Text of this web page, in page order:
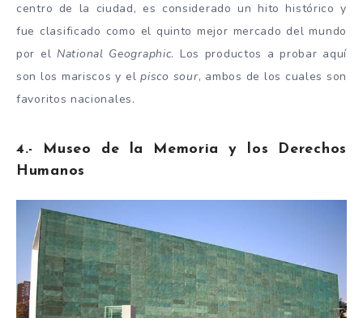
centro de la ciudad, es considerado un hito histórico y
fue clasificado como el quinto mejor mercado del mundo
por elNational Geographic. Los productos a probar aquí
son los mariscos y elpisco sour, ambos de los cuales son
favoritos nacionales.
4.- Museo de la Memoria y los Derechos
Humanos